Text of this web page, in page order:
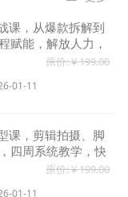
课，从爆款拆解到
赋能，解放人力，
万元
原价: ¥ 199.00
01-11
课，剪辑拍摄、脚
四周系统教学，快
原价: ¥ 199.00
01-11